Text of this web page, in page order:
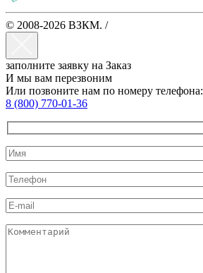
© 2008-2026 ВЗКМ. /
заполните заявку на Заказ
И мы вам перезвоним
Или позвоните нам по номеру телефона:
8 (800) 770-01-36